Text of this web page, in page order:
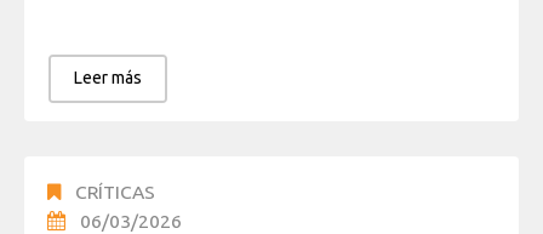
Leer más
CRÍTICAS
06/03/2026